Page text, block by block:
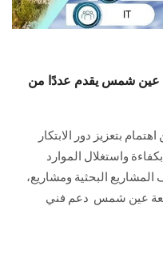
عين شمس يقدم عددًا من
‏بتعزيز دور الابتكار
بكفاءة واستغلال الموارد
المشاريع البحثية ومشاريع،
يقدم مركز ‏الابتكار وريادة الأعمال بجامعة عين شمس‎ ‎‏ دعم فني